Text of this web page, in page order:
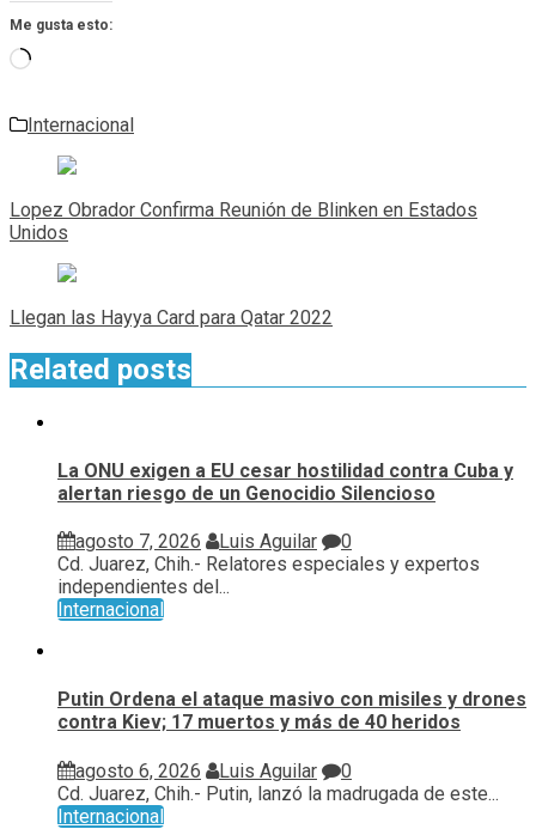
Me gusta esto:
Cargando...
Internacional
Navegación
de
entradas
Lopez Obrador Confirma Reunión de Blinken en Estados
Unidos
Llegan las Hayya Card para Qatar 2022
Related posts
La ONU exigen a EU cesar hostilidad contra Cuba y
alertan riesgo de un Genocidio Silencioso
agosto 7, 2026 Luis Aguilar
0
Cd. Juarez, Chih.- Relatores especiales y expertos
independientes del...
Internacional
Putin Ordena el ataque masivo con misiles y drones
contra Kiev; 17 muertos y más de 40 heridos
agosto 6, 2026 Luis Aguilar
0
Cd. Juarez, Chih.- Putin, lanzó la madrugada de este...
Internacional